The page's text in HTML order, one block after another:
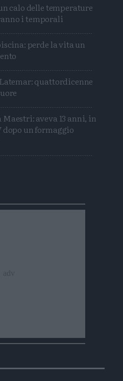
calo delle temperature
i temporali
perde la vita un
quattordicenne
aveva 13 anni, in
dopo un formaggio